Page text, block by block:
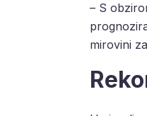
– S
mirovini